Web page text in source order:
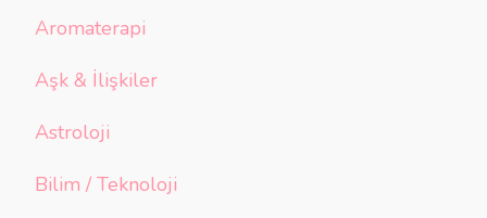
Aromaterapi
Aşk & İlişkiler
Astroloji
Bilim / Teknoloji